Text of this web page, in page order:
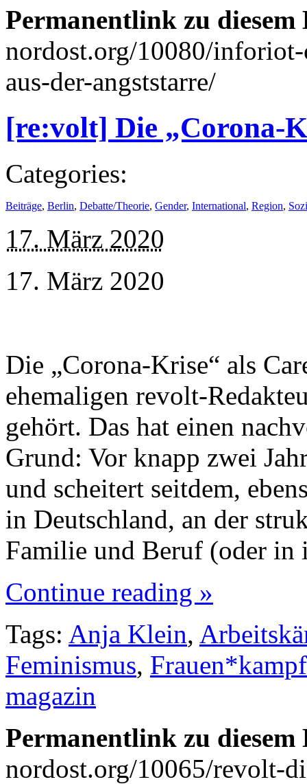
Permanentlink zu
nordost.org/10080/
aus-der-angststarre/
[re:volt] Die „Corona-
Categories:
Beiträge, Berlin, Debatte/Theorie, Gender, International, Region,
17. März 2020
17. März 2020
Die „Corona-Krise“ als
ehemaligen revolt-
gehört. Das hat einen
Grund: Vor knapp zwei
und scheitert seitdem,
in Deutschland, an der
Familie und Beruf (oder
Continue reading »
Tags: Anja Klein,
Feminismus, Frauen*kampf
magazin
Permanentlink zu
nordost.org/10065/revolt-